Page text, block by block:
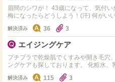
眉間のシワが！ 43歳になって、気付
梅になったらどうしよう！(汗) 何がい
解決済み 36 3
エイジングケア
プチプラで乾燥肌でくすみや開き毛穴
ングケアも探しております。 化粧水
願いします！(汗)
解決済み 115 3